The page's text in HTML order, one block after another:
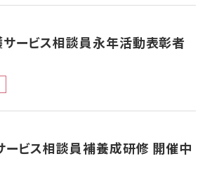
ービス相談員永年活動表彰者
ービス相談員補養成研修 開催中